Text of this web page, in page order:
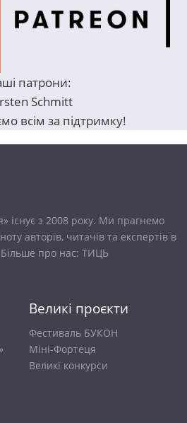
патрони:
Schmitt
всім за підтримку!
існує з 2008 року. Ми прагнемо
авторів, читачів та експертів в
Більше про нас: ТИЦЬ
Великі проєкти
Фестиваль БУКОН
Міні-Фортеця
Великі конкурси